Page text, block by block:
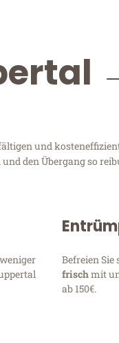
und
den Übergang so
Befreien
frischmit
ab 150€.